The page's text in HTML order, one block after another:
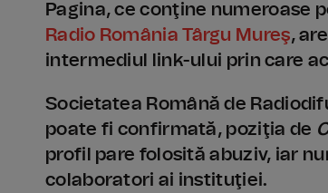
Pagina, ce conţine numeroase
Radio România Târgu Mureş,
intermediul link-ului prin care
Societatea Română de
poate fi confirmată, poziţia de
profil pare folosită abuziv, iar
colaboratori ai instituţiei.